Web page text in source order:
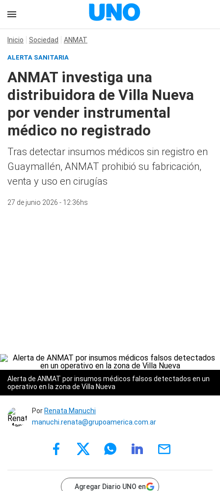
Inicio Sociedad ANMAT
ALERTA SANITARIA
ANMAT investiga una
distribuidora de Villa Nueva
por vender instrumental
médico no registrado
Tras detectar insumos médicos sin registro en
Guaymallén, ANMAT prohibió su fabricación,
venta y uso en cirugías
27 de junio 2026 - 12:36hs
Alerta de ANMAT por insumos médicos falsos detectados en un
operativo en la zona de Villa Nueva
Por Renata Manuchi
manuchi.renata@grupoamerica.com.ar
Agregar Diario UNO en